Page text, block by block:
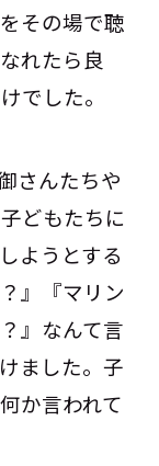
その場で聴
れたら良
でした。
さんたちや
どもたちに
ようとする
』『マリン
』なんて言
ました。子
か言われて